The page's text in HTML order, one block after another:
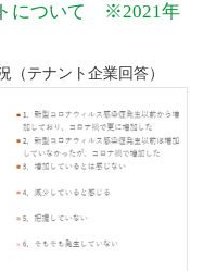
トについて ※2021年
テナント企業回答）